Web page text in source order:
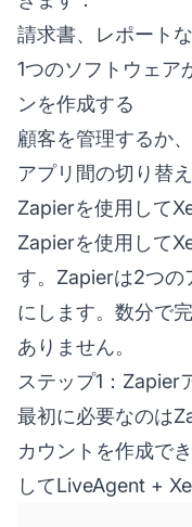
請求書、レポート
1つのソフトウェア
ンを作成する
顧客を管理するか
アプリ間の切り替
Zapierを使用して
Zapierを使用して
す。Zapierは2つの
にします。数分で
ありません。
ステップ1：Zapier
最初に必要なのは
カウントを作成で
してLiveAgent +